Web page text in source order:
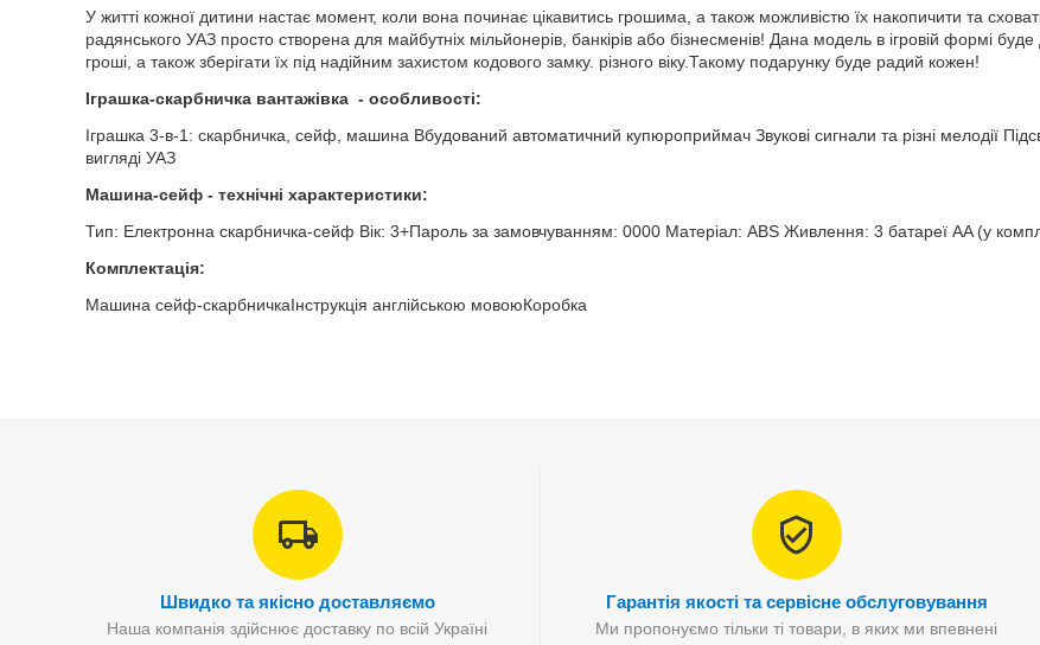
У житті кожної дитини настає момент, коли вона починає цікавитись грошима, а також можливістю їх накопичити та
радянського УАЗ просто створена для майбутніх мільйонерів, банкірів або бізнесменів! Дана модель в ігровій формі
гроші, а також зберігати їх під надійним захистом кодового замку. різного віку.Такому подарунку буде радий кожен!
Іграшка-скарбничка вантажівка - особливості:
Іграшка 3-в-1: скарбничка, сейф, машина Вбудований автоматичний купюроприймач Звукові сигнали та різні мелодії
вигляді УАЗ
Машина-сейф - технічні характеристики:
Тип: Електронна скарбничка-сейф Вік: 3+Пароль за замовчуванням: 0000 Матеріал: ABS Живлення: 3 батареї AA (у
Комплектація:
Машина сейф-скарбничкаІнструкція англійською мовоюКоробка
Швидко та якісно доставляємо
Наша компанія здійснює доставку по всій Україні
Гарантія якості та сервісне обслуговування
Ми пропонуємо тільки ті товари, в яких ми впевнені